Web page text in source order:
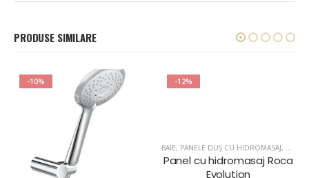
PRODUSE SIMILARE
-10% -12%
BAIE, PANELE DUȘ CU HIDROMASAJ,
Panel cu hidromasaj Roca
Evolution